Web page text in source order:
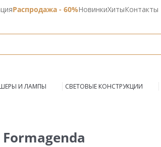
Распродажа - 60%НовинкиХитыКонтакты
И ЛАМПЫ СВЕТОВЫЕ КОНСТРУКЦИИ